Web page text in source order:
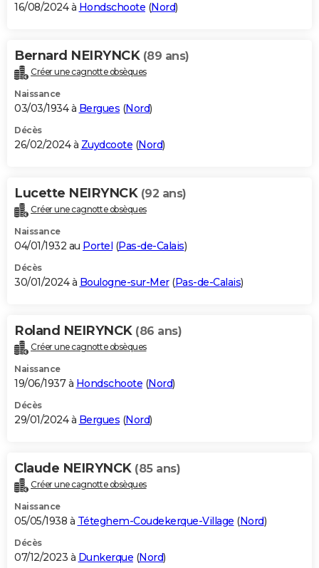
16/08/2024 à Hondschoote (Nord)
Bernard NEIRYNCK (89 ans)
Créer une cagnotte obsèques
Naissance
03/03/1934 à Bergues (Nord)
Décès
26/02/2024 à Zuydcoote (Nord)
Lucette NEIRYNCK (92 ans)
Créer une cagnotte obsèques
Naissance
04/01/1932 au Portel (Pas-de-Calais)
Décès
30/01/2024 à Boulogne-sur-Mer(Pas-de-Calais)
Roland NEIRYNCK (86 ans)
Créer une cagnotte obsèques
Naissance
19/06/1937 à Hondschoote (Nord)
Décès
29/01/2024 à Bergues (Nord)
Claude NEIRYNCK (85 ans)
Créer une cagnotte obsèques
Naissance
05/05/1938 à Téteghem-Coudekerque-Village (Nord)
Décès
07/12/2023 à Dunkerque (Nord)